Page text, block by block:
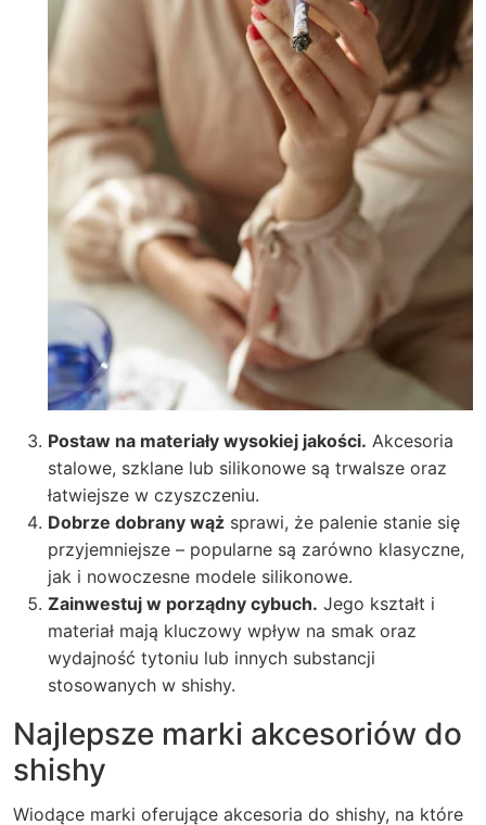
Postaw na materiały wysokiej jakości. Akcesoria
stalowe, szklane lub silikonowe są trwalsze oraz
łatwiejsze w czyszczeniu.
Dobrze dobrany wąż sprawi, że palenie stanie się
przyjemniejsze – popularne są zarówno klasyczne,
jak i nowoczesne modele silikonowe.
Zainwestuj w porządny cybuch. Jego kształt i
materiał mają kluczowy wpływ na smak oraz
wydajność tytoniu lub innych substancji
stosowanych w shishy.
Najlepsze marki akcesoriów do
shishy
Wiodące marki oferujące akcesoria do shishy, na które